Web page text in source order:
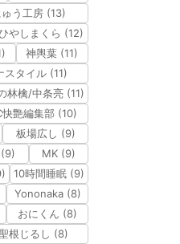
ゅう工房 (13)
やしまくら (12)
神輿葉 (11)
スタイル (11)
林檎/中条亮 (11)
快艶編集部 (10)
板場広し (9)
MK (9)
10時間睡眠 (9)
Yononaka (8)
おにくん (8)
根じるし (8)